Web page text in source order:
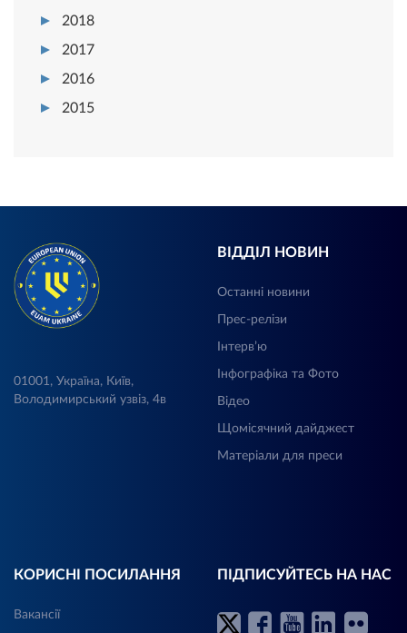
2018
2017
2016
2015
01001, Україна, Київ,
Володимирський узвіз, 4в
ВІДДІЛ НОВИН
Останні новини
Прес-релізи
Інтерв’ю
Інфографіка та Фото
Відео
Щомісячний дайджест
Матеріали для преси
КОРИСНІ ПОСИЛАННЯ
Вакансії
ПІДПИСУЙТЕСЬ НА НАС